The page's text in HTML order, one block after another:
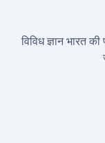
विविध ज्ञान भारत